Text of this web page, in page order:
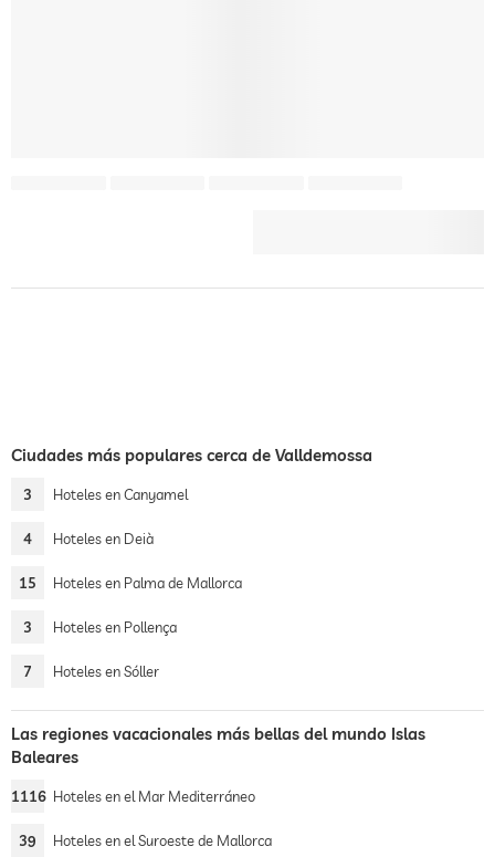
Ciudades más populares cerca de Valldemossa
3 Hoteles en Canyamel
4 Hoteles en Deià
15 Hoteles en Palma de Mallorca
3 Hoteles en Pollença
7 Hoteles en Sóller
Las regiones vacacionales más bellas del mundo Islas
Baleares
1116 Hoteles en el Mar Mediterráneo
39 Hoteles en el Suroeste de Mallorca